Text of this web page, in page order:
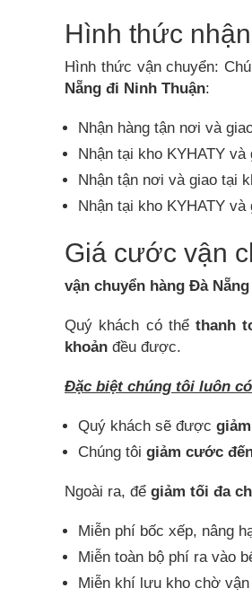
Hình thức
Hình thức vận chuyển:
Nẵng đi Ninh Thuận:
Nhận hàng tận nơi và
Nhận tại kho KYHATY
Nhận tận nơi và giao tại
Nhận tại kho KYHATY và
Giá cước vận
vận chuyển hàng Đà
Quý khách có thểthanh
khoản đều được.
Đặc biệt chúng tôi luôn
Quý khách sẽ được
Chúng tôi giảm cước
Ngoài ra, để giảm tối đa
Miễn phí bốc xếp, nâng
Miễn toàn bộ phí ra vào
Miễn khí lưu kho chờ